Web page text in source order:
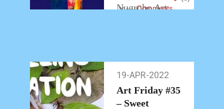
Nugroho Art
Comments
19-
Apr-
19-APR-2022
Art Friday #35
– Sweet